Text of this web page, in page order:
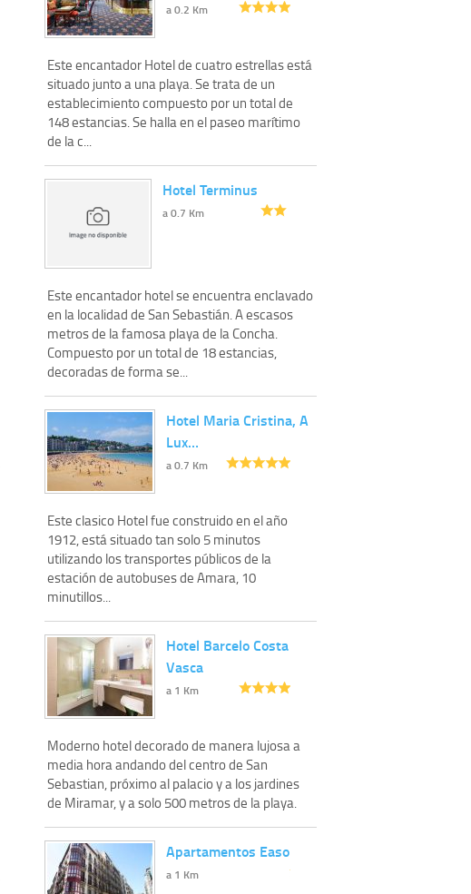
a 0.2 Km
Este encantador Hotel de cuatro estrellas está
situado junto a una playa. Se trata de un
establecimiento compuesto por un total de
148 estancias. Se halla en el paseo marítimo
de la c...
Hotel Terminus
a 0.7 Km
Este encantador hotel se encuentra enclavado
en la localidad de San Sebastián. A escasos
metros de la famosa playa de la Concha.
Compuesto por un total de 18 estancias,
decoradas de forma se...
Hotel Maria Cristina, A
Lux…
a 0.7 Km
Este clasico Hotel fue construido en el año
1912, está situado tan solo 5 minutos
utilizando los transportes públicos de la
estación de autobuses de Amara, 10
minutillos...
Hotel Barcelo Costa
Vasca
a 1 Km
Moderno hotel decorado de manera lujosa a
media hora andando del centro de San
Sebastian, próximo al palacio y a los jardines
de Miramar, y a solo 500 metros de la playa.
Apartamentos Easo
a 1 Km